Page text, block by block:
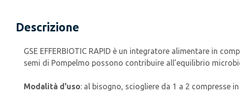
Descrizione
GSE EFFERBIOTIC RAPID è un integratore alimentare in
semi di Pompelmo possono contribuire all’equilibrio
Modalità d'uso: al bisogno, sciogliere da 1 a 2 compresse